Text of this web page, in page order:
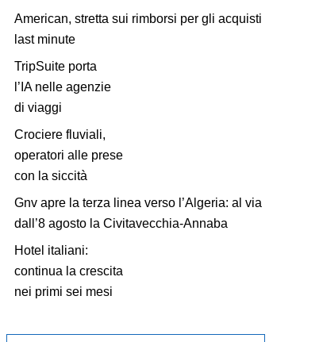
American, stretta sui rimborsi per gli acquisti
last minute
TripSuite porta
l’IA nelle agenzie
di viaggi
Crociere fluviali,
operatori alle prese
con la siccità
Gnv apre la terza linea verso l’Algeria: al via
dall’8 agosto la Civitavecchia-Annaba
Hotel italiani:
continua la crescita
nei primi sei mesi